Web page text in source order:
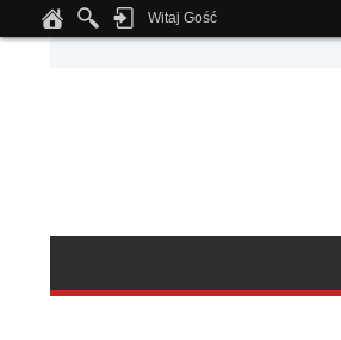
Notice: Undefined index: tapatalk_body_hook in
Witaj Gość